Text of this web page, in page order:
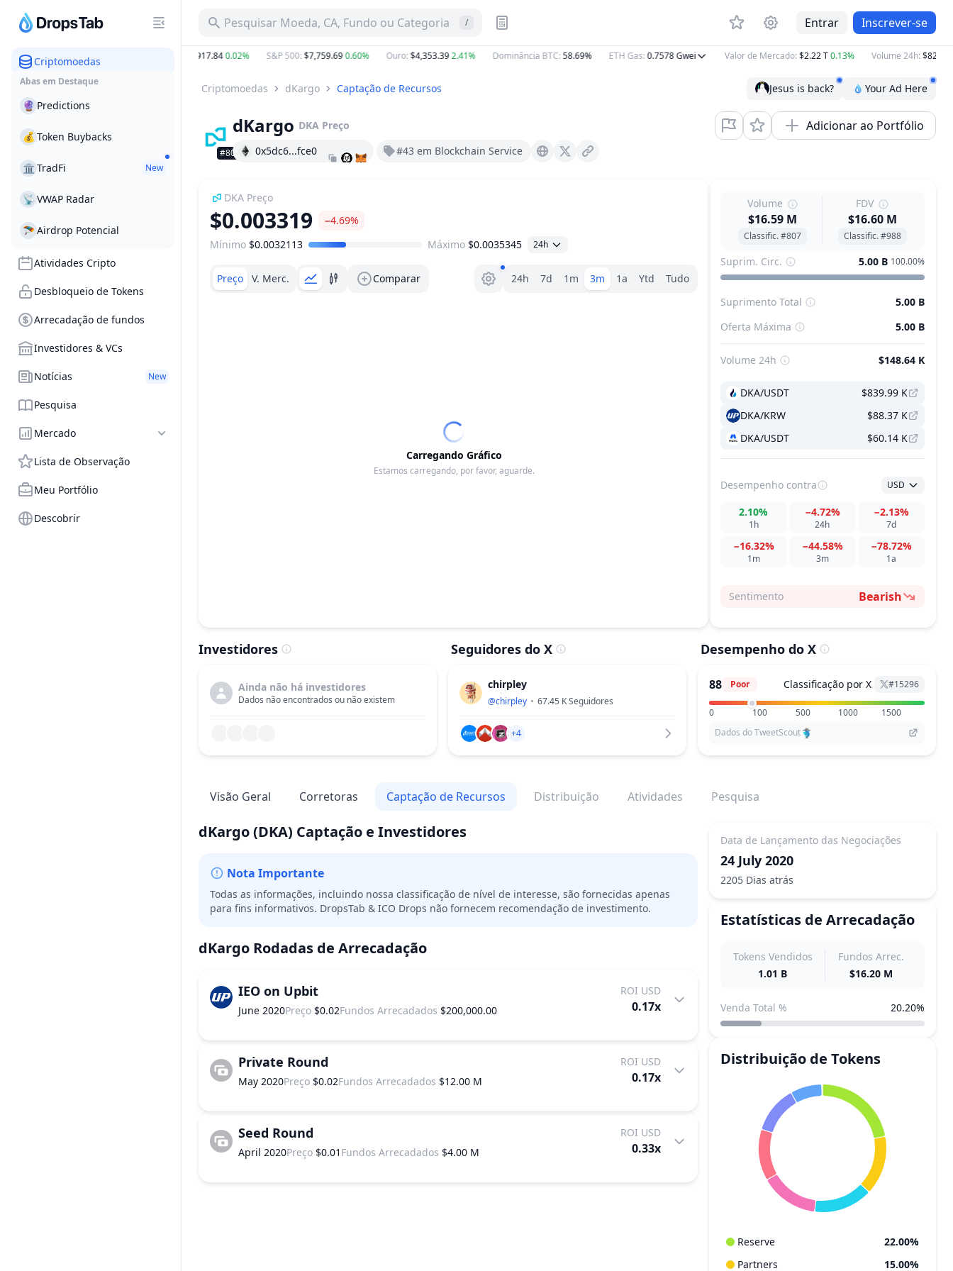
Criptomoedas
Abas em Destaque
🔮 Predictions
💰 Token Buybacks
🏛 TradFi New
📡 VWAP Radar
🪂Airdrop Potencial
Atividades Cripto
Desbloqueio de Tokens
Arrecadação de fundos
Investidores & VCs
Notícias New
Pesquisa
Mercado
Lista de Observação
Meu Portfólio
Descobrir
Pesquisar Moeda, CA, Fundo ou Categoria / Entrar Inscrever-se
BTC $65,026.00 $1,917.840.02% S&P 500:$7,759.690.60% Ouro:$4,353.39 2.41% Dominância BTC:58.69% ETH Gas:0.7578Gwei Valor de Mercado:$2.22 T0.13% Volume 24h:$82.94 B
Criptomoedas dKargo Captação de Recursos Jesus is back? Your Ad Here
#807
dKargo DKA Preço Adicionar ao Portfólio
0x5dc6...fce0 #43 em Blockchain Service X (Twitter)
DKA Preço
$0.003319 −4.69%
Faixa de preço
Mínimo $0.0032113 Máximo $0.0035345 24h
Preço V. Merc. Comparar Seletor de faixa
24h 7d 1m 3m 1a Ytd Tudo
Carregando Gráfico
Estamos carregando, por favor, aguarde.
Volume
$16.59 M
Classific. #807
FDV
$16.60 M
Classific. #988
Suprim. Circ. 5.00 B 100.00%
Suprimento Total
5.00 B
Oferta Máxima
5.00 B
Volume 24h $148.64 K
DKA/USDT
$839.99 K
DKA/KRW
$88.37 K
DKA/USDT
$60.14 K
Desempenho contra USD
1h
2.10%
24h
−4.72%
7d
−2.13%
1m
−16.32%
3m
−44.58%
1a
−78.72%
Sentimento Bearish
Investidores
Ainda não há investidores
Dados não encontrados ou não existem
Seguidores do X
chirpley
@chirpley 67.45 KSeguidores
+4
Desempenho do X
88 Poor Classificação por X #15296
0 100 500 1000
1500
Dados do TweetScout
Visão Geral Corretoras Captação de Recursos Distribuição Atividades Pesquisa
dKargo(DKA) Captação e Investidores
Nota Importante
Todas as informações, incluindo nossa classificação de nível de interesse, são fornecidas apenas
para fins informativos. DropsTab & ICO Drops não fornecem recomendação de investimento.
dKargo Rodadas de Arrecadação
IEO on Upbit
June 2020Preço $0.02Fundos Arrecadados $200,000.00
ROI USD
0.17x
Private Round
May 2020Preço $0.02Fundos Arrecadados $12.00 M
ROI USD
0.17x
Seed Round
April 2020Preço $0.01 Fundos Arrecadados $4.00 M
ROI USD
0.33x
Data de Lançamento das Negociações
24 July 2020
2205 Dias atrás
Estatísticas de Arrecadação
Tokens Vendidos
1.01 B
Fundos Arrec.
$16.20 M
Venda Total % 20.20%
Distribuição de Tokens
Reserve
22.00%
Partners
15.00%